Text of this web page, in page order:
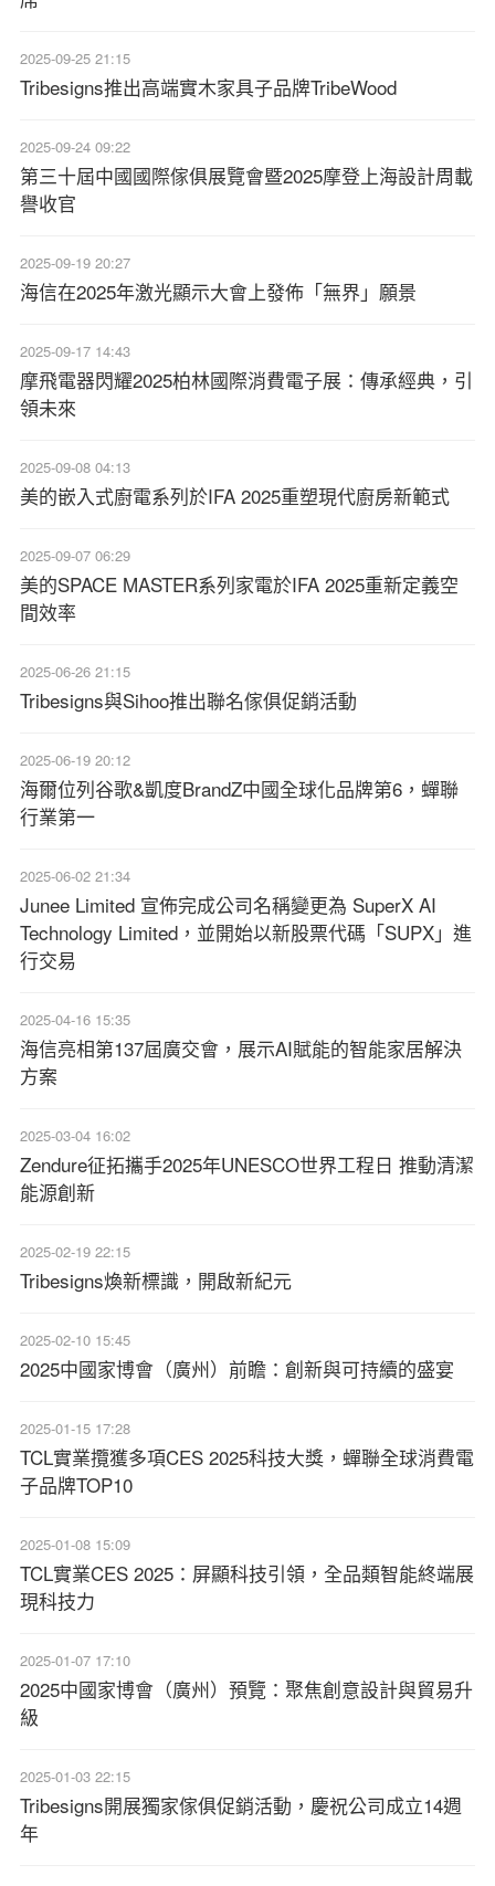
2025-09-25 21:15
Tribesigns推出高端實木家具子品牌TribeWood
2025-09-24 09:22
第三十屆中國國際傢俱展覽會暨2025摩登上海設計周載
譽收官
2025-09-19 20:27
海信在2025年激光顯示大會上發佈「無界」願景
2025-09-17 14:43
摩飛電器閃耀2025柏林國際消費電子展：傳承經典，引
領未來
2025-09-08 04:13
美的嵌入式廚電系列於IFA 2025重塑現代廚房新範式
2025-09-07 06:29
美的SPACE MASTER系列家電於IFA 2025重新定義空
間效率
2025-06-26 21:15
Tribesigns與Sihoo推出聯名傢俱促銷活動
2025-06-19 20:12
海爾位列谷歌&凱度BrandZ中國全球化品牌第6，蟬聯
行業第一
2025-06-02 21:34
Junee Limited 宣佈完成公司名稱變更為 SuperX AI
Technology Limited，並開始以新股票代碼「SUPX」進
行交易
2025-04-16 15:35
海信亮相第137屆廣交會，展示AI賦能的智能家居解決
方案
2025-03-04 16:02
Zendure征拓攜手2025年UNESCO世界工程日 推動清潔
能源創新
2025-02-19 22:15
Tribesigns煥新標識，開啟新紀元
2025-02-10 15:45
2025中國家博會（廣州）前瞻：創新與可持續的盛宴
2025-01-15 17:28
TCL實業攬獲多項CES 2025科技大獎，蟬聯全球消費電
子品牌TOP10
2025-01-08 15:09
TCL實業CES 2025：屏顯科技引領，全品類智能終端展
現科技力
2025-01-07 17:10
2025中國家博會（廣州）預覽：聚焦創意設計與貿易升
級
2025-01-03 22:15
Tribesigns開展獨家傢俱促銷活動，慶祝公司成立14週
年